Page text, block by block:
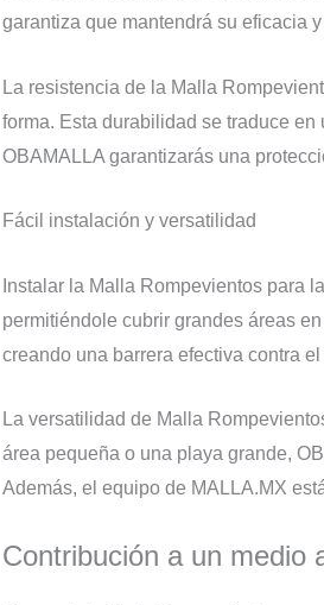
garantiza que mantendrá su eficacia
La resistencia de la Malla
forma. Esta durabilidad se traduce
OBAMALLA garantizarás una
Fácil instalación y versatilidad
Instalar la Malla Rompevientos para
permitiéndole cubrir grandes áreas
creando una barrera efectiva contra
La versatilidad de Malla
área pequeña o una playa grande,
Además, el equipo de MALLA.MX
Contribución a un medio